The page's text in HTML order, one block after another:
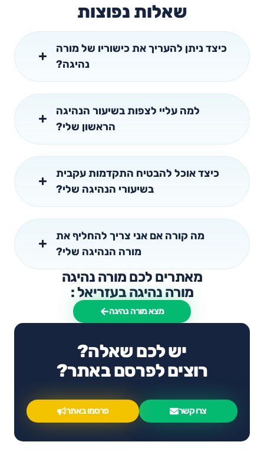
שאלות נפוצות
כיצד ניתן להעריך את כישוריו של מורה
נהיגה?
למה עליי לצפות בשיעור הנהיגה
הראשון שלי?
כיצד אוכל להבטיח התקדמות עקבית
בשיעורי הנהיגה שלי?
מה קורה אם אני צריך להחליף את
מורה הנהיגה שלי?
מאתרים לכם מורה נהיגה
מורה נהיגה בעזריאל :
מצא מורה נהיגה
יש לכם שאלה?
רוצים לפרסם באתר?
צרו קשר פרסמו באתר